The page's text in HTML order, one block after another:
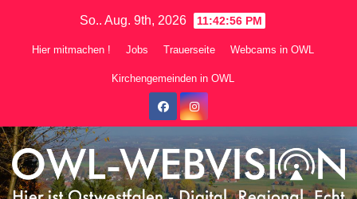
So.. Aug. 9th, 2026 11:42:58 PM
Hier mitmachen ! Jobs Trauerseite Webcams in OWL
Kirchengemeinden in OWL